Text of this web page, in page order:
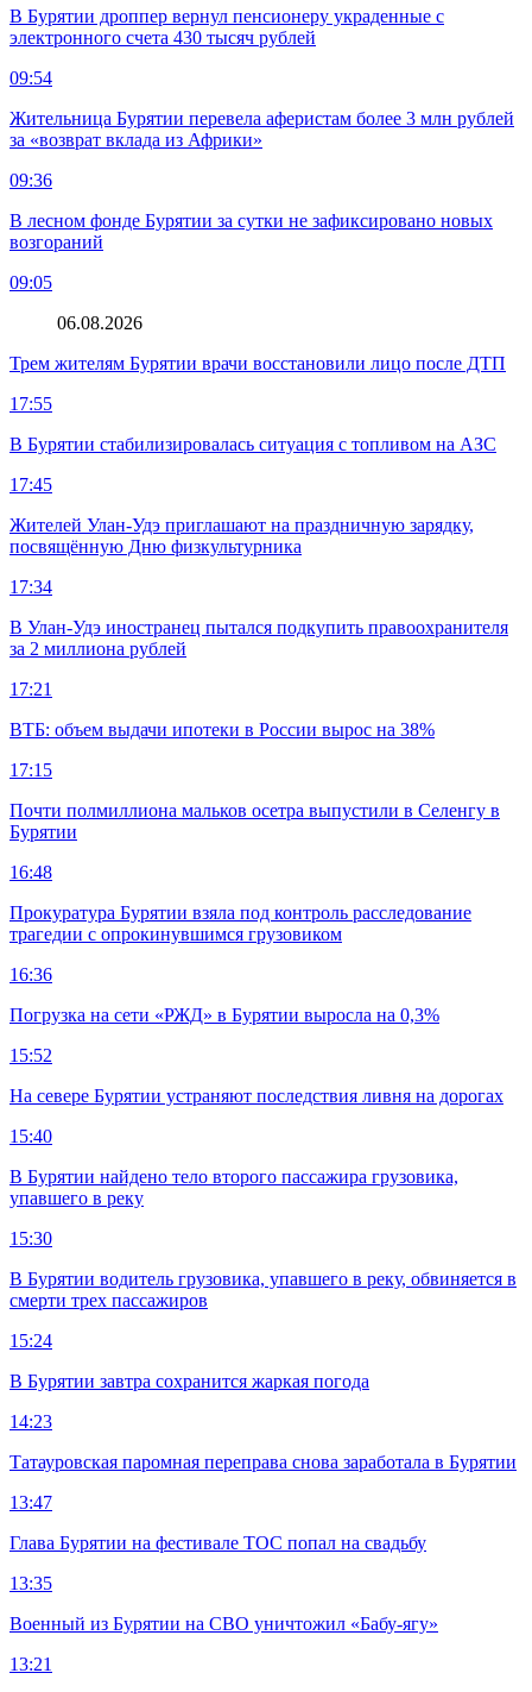
В Бурятии дроппер вернул пенсионеру украденные с
электронного счета 430 тысяч рублей
09:54
Жительница Бурятии перевела аферистам более 3 млн рублей
за «возврат вклада из Африки»
09:36
В лесном фонде Бурятии за сутки не зафиксировано новых
возгораний
09:05
06.08.2026
Трем жителям Бурятии врачи восстановили лицо после ДТП
17:55
В Бурятии стабилизировалась ситуация с топливом на АЗС
17:45
Жителей Улан-Удэ приглашают на праздничную зарядку,
посвящённую Дню физкультурника
17:34
В Улан-Удэ иностранец пытался подкупить правоохранителя
за 2 миллиона рублей
17:21
ВТБ: объем выдачи ипотеки в России вырос на 38%
17:15
Почти полмиллиона мальков осетра выпустили в Селенгу в
Бурятии
16:48
Прокуратура Бурятии взяла под контроль расследование
трагедии с опрокинувшимся грузовиком
16:36
Погрузка на сети «РЖД» в Бурятии выросла на 0,3%
15:52
На севере Бурятии устраняют последствия ливня на дорогах
15:40
В Бурятии найдено тело второго пассажира грузовика,
упавшего в реку
15:30
В Бурятии водитель грузовика, упавшего в реку, обвиняется в
смерти трех пассажиров
15:24
В Бурятии завтра сохранится жаркая погода
14:23
Татауровская паромная переправа снова заработала в Бурятии
13:47
Глава Бурятии на фестивале ТОС попал на свадьбу
13:35
Военный из Бурятии на СВО уничтожил «Бабу-ягу»
13:21